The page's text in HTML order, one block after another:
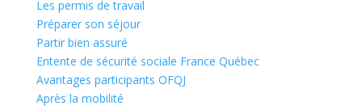
Les permis de travail
Préparer son séjour
Partir bien assuré
Entente de sécurité sociale France Québec
Avantages participants OFQJ
Après la mobilité